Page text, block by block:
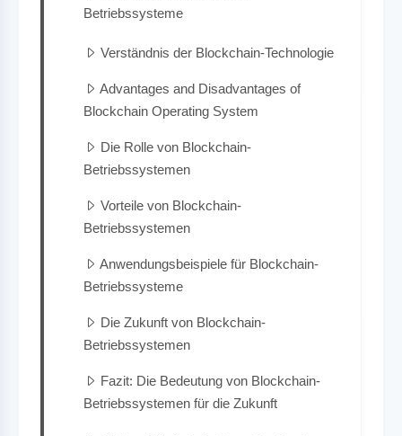
Betriebssysteme
Verständnis der Blockchain-Technologie
Advantages and Disadvantages of
Blockchain Operating System
Die Rolle von Blockchain-
Betriebssystemen
Vorteile von Blockchain-
Betriebssystemen
Anwendungsbeispiele für Blockchain-
Betriebssysteme
Die Zukunft von Blockchain-
Betriebssystemen
Fazit: Die Bedeutung von Blockchain-
Betriebssystemen für die Zukunft